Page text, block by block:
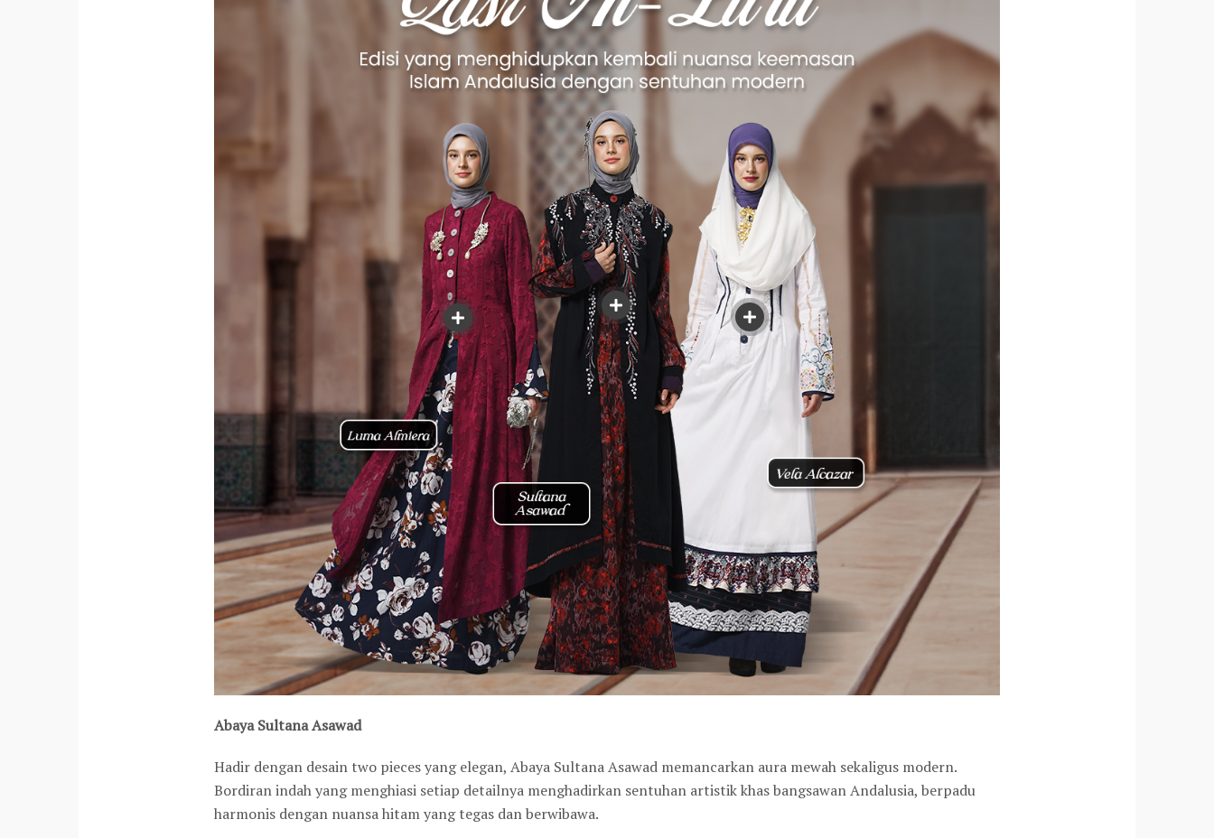
Abaya Sultana Asawad
Hadir dengan desain two pieces yang elegan, Abaya Sultana Asawad memancarkan aura mewah sekaligus modern.
Bordiran indah yang menghiasi setiap detailnya menghadirkan sentuhan artistik khas bangsawan Andalusia, berpadu
harmonis dengan nuansa hitam yang tegas dan berwibawa.